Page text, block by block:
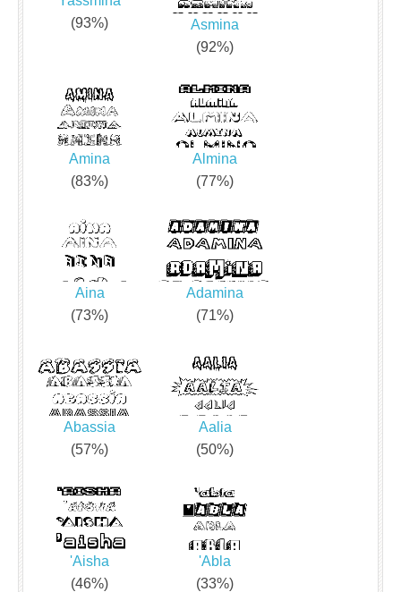
(93%)
Asmina
(92%)
Amina
(83%)
Almina
(77%)
Aina
(73%)
Adamina
(71%)
Abassia
(57%)
Aalia
(50%)
'Aisha
(46%)
'Abla
(33%)